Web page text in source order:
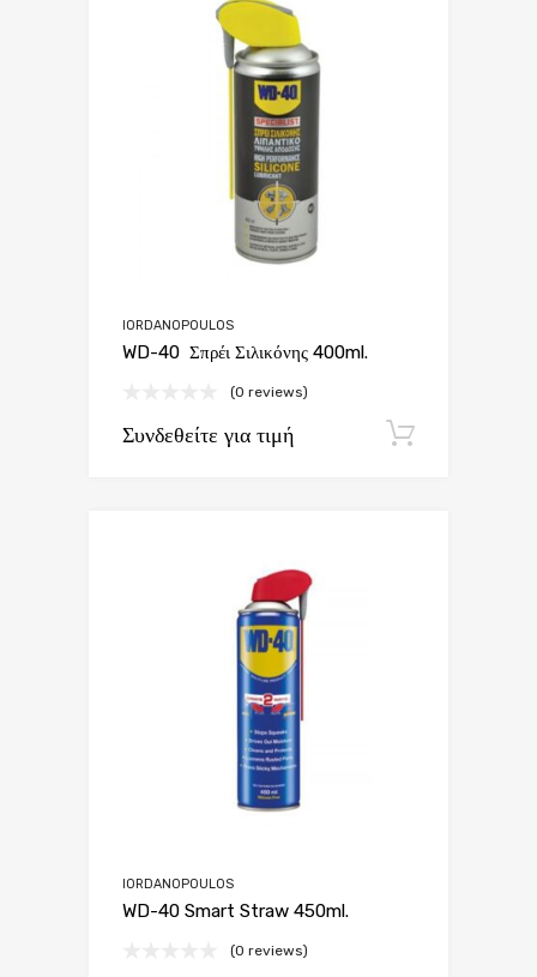
IORDANOPOULOS
WD-40 Σπρέι Σιλικόνης 400ml.
(0 reviews)
Συνδεθείτε για τιμή
IORDANOPOULOS
WD-40 Smart Straw 450ml.
(0 reviews)